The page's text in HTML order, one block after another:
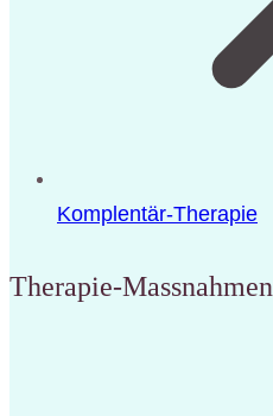
Komplentär-Therapie
Therapie-Massnahmen